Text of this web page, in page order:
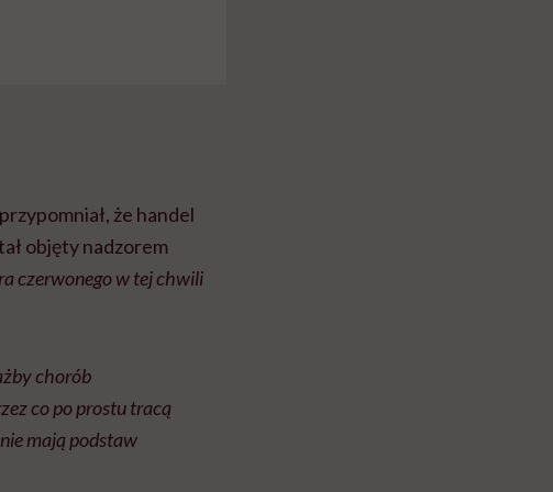
że handel
objęty nadzorem
czerwonego w tej chwili
chorób
co po prostu tracą
mają podstaw